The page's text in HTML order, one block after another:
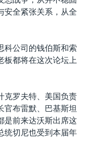
安全紧张关系，从全
科公司的钱伯斯和索
板都将在这次论坛上
克罗夫特、美国负责
官布雷默、巴基斯坦
是前来达沃斯出席这
统切尼也受到本届年